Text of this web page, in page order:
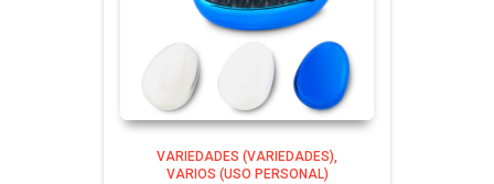
VARIEDADES (VARIEDADES)
VARIOS (USO PERSONAL)